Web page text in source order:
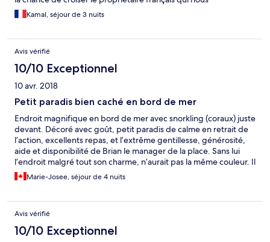
gentillement salué. Je recommande cette maison hôtel , service
personnalisé, très belle chambre avec une deco en bois
Philippines.
Kamal, séjour de 3 nuits
Avis vérifié
10/10 Exceptionnel
10 avr. 2018
Petit paradis bien caché en bord de mer
Endroit magnifique en bord de mer avec snorkling (coraux) juste
devant. Décoré avec goût, petit paradis de calme en retrait de
l’action, excellents repas, et l’extrême gentillesse, générosité,
aide et disponibilité de Brian le manager de la place. Sans lui
l’endroit malgré tout son charme, n’aurait pas la même couleur. Il
est vraiment un atout important pour l’endroit. L’idéal est de
louer un scooter pour voir les alentours et aller à Moalboal, à 25-
Marie-Josee, séjour de 4 nuits
Avis vérifié
10/10 Exceptionnel